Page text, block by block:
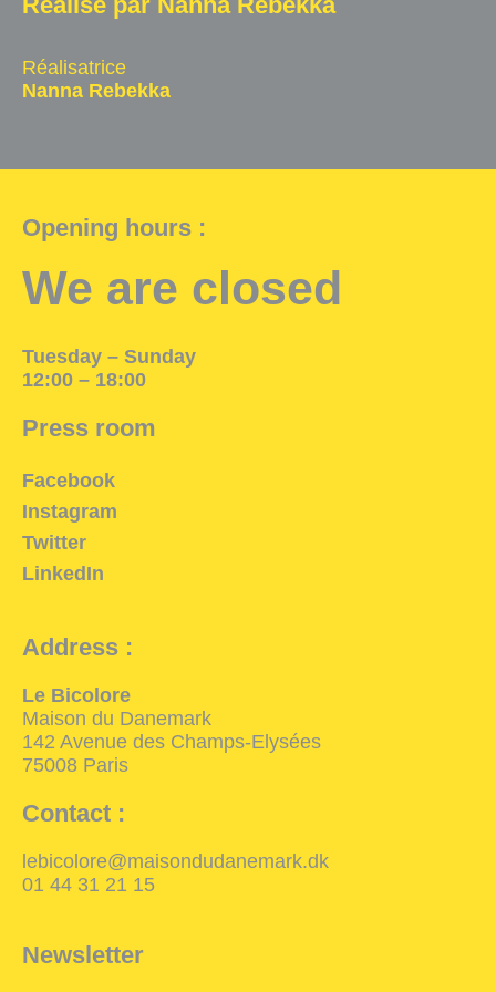
Press room
Réalisatrice
Nanna Rebekka
Opening hours :
We are closed
Tuesday – Sunday
12:00 – 18:00
Press room
Facebook
Instagram
Twitter
LinkedIn
Address :
Le Bicolore
Maison du Danemark
142 Avenue des Champs-Elysées
75008 Paris
Contact :
lebicolore@maisondudanemark.dk
01 44 31 21 15
Newsletter